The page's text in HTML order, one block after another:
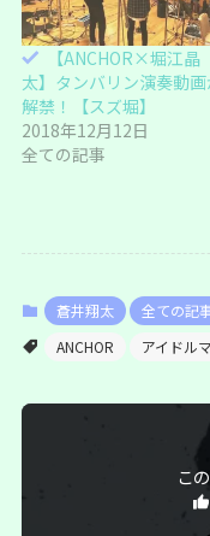
す
)
【ANCHOR×堀江晶
太】タンバリン演奏動画
解禁！【スズ堀】
2018年12月12日
全ての記事
蒼井翔太
全ての記
ANCHOR
アイドル
こ